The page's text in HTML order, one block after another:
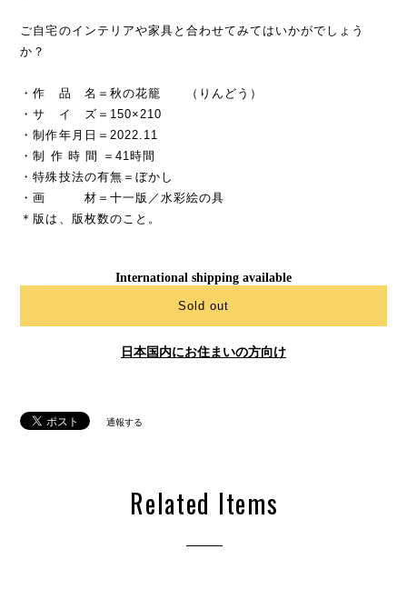
ご自宅のインテリアや家具と合わせてみてはいかがでしょう
か？
・作 品 名＝秋の花籠 （りんどう）
・サ イ ズ＝150×210
・制作年月日＝2022.11
・制 作 時 間 ＝41時間
・特殊技法の有無＝ぼかし
・画 材＝十一版／水彩絵の具
＊版は、版枚数のこと。
International shipping available
Sold out
日本国内にお住まいの方向け
通報する
Related Items